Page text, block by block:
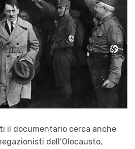
il documentario cerca anche
dell’Olocausto,